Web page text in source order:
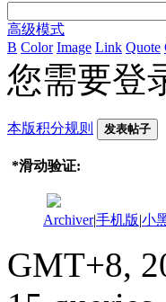
高级模式
B Color Image Link Quote
您需要登
本版积分规则 发表帖子
*滑动验证:
Archiver|手机版|小
GMT+8,